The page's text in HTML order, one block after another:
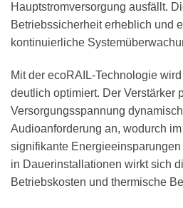
Hauptstromversorgung ausfällt.
Betriebssicherheit erheblich und
kontinuierliche
Mit der ecoRAIL-Technologie
deutlich optimiert. Der Verstärker
Versorgungsspannung
Audioanforderung an, wodurch
signifikante
in Dauerinstallationen wirkt sich
Betriebskosten und thermische